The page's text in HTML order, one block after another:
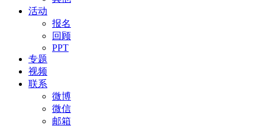
活动
报名
回顾
PPT
专题
视频
联系
微博
微信
邮箱